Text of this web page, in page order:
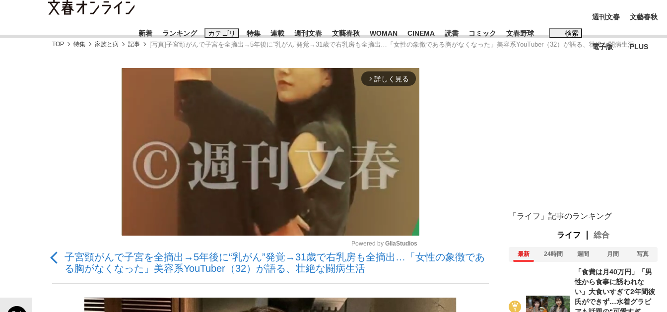
新着 ランキング カテゴリ
「90%は失敗する。でも…」本田圭佑が初めて明かした日本代表監督に... 「最悪の空気のまま解散」WBC日本代表“敗戦”の真実 選手が明かす...
特集
いまさら聞けない資産運用のすべて
連載 週刊文春 文藝春秋 WOMAN CINEMA 読書 コミック 文春野球 検索
おすすめのキーワードタグ一覧
#藤田晋 #高市早苗 #後藤真希 #森岡毅
#玉木雄一郎
週刊文春
電子版
文藝春秋
PLUS
TOP 特集 家族と病 記事 [写真]子宮頸がんで子宮を全摘出→5年後に“乳がん”発覚→31歳で右乳房も全摘出…「女性の象徴である胸がなくなった」美容系YouTuber（32）が語る、壮絶な闘病生活
arrow_forward_ios 詳しく見る
Powered by GliaStudios
子宮頸がんで子宮を全摘出→5年後に“乳がん”発覚→31歳で右乳房も全摘出…「女性の象徴であ
る胸がなくなった」美容系YouTuber（32）が語る、壮絶な闘病生活
「ライフ」記事のランキング
ライフ 総合
最新 24時間 週間 月間 写真
「食費は月40万円」「男
性から食事に誘われな
い」大食いすぎて2年間彼
氏ができず…水着グラビ